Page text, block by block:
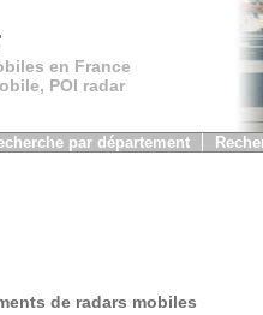
en France
POI radar
par département
de radars mobiles